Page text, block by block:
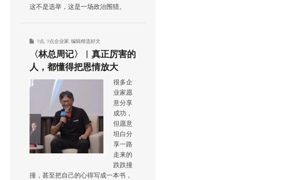
这不是选举，这是一场政治围猎。
9点 9点企业家 编辑精选好文
〈林总周记〉︱真正厉害的
人，都懂得把恩情放大
很多企
业家愿
意分享
成功，
但愿意
坦白分
享一路
走来的
跌跌撞
撞，甚至把自己的心得写成一本书，